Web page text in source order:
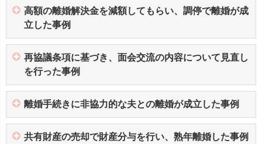
高額の離婚解決金を減額してもらい、調停で離婚が成
立した事例
再協議条項に基づき、面会交流の内容について見直し
を行った事例
離婚手続きに非協力的な夫との離婚が成立した事例
共有財産の売却で財産分与を行い、熟年離婚した事例